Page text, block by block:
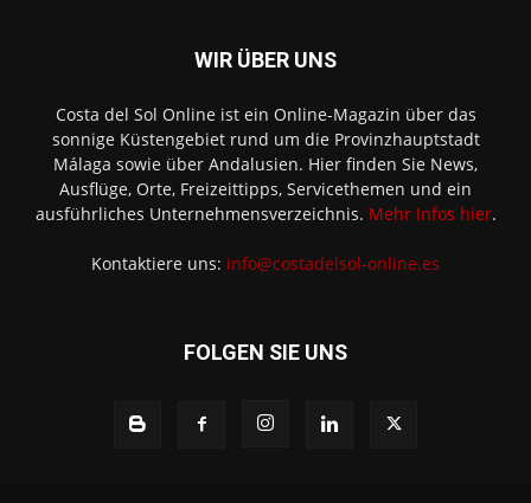
WIR ÜBER UNS
Costa del Sol Online ist ein Online-Magazin über das
sonnige Küstengebiet rund um die Provinzhauptstadt
Málaga sowie über Andalusien. Hier finden Sie News,
Ausflüge, Orte, Freizeittipps, Servicethemen und ein
ausführliches Unternehmensverzeichnis. Mehr Infos hier.
Kontaktiere uns: info@costadelsol-online.es
FOLGEN SIE UNS